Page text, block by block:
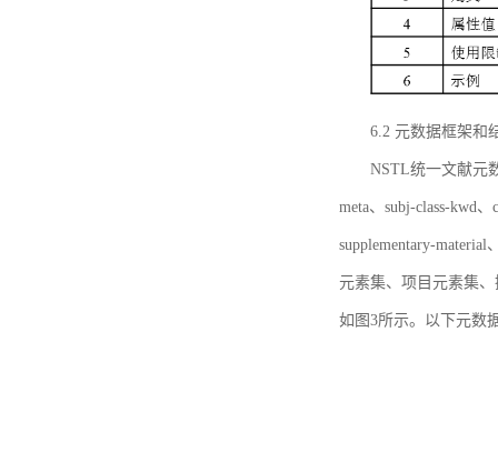
6.2 元数据框架和
NSTL统一文献元
meta、subj-class-kwd
supplementary-
元素集、项目元素集
如图3所示。以下元数